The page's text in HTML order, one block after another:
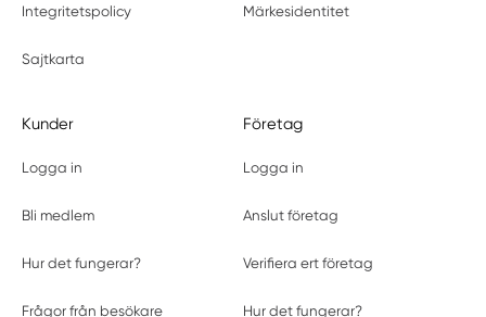
Integritetspolicy Märkesidentitet
Sajtkarta
Kunder
Logga in
Bli medlem
Hur det fungerar?
Frågor från besökare
Företag
Logga in
Anslut företag
Verifiera ert företag
Hur det fungerar?